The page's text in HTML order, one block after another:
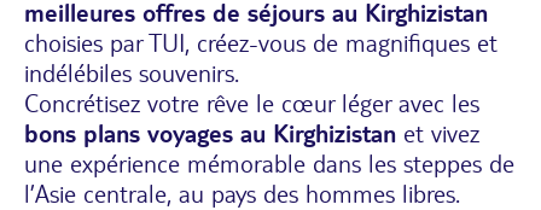
meilleures offres de séjours au Kirghizistan
choisies par TUI, créez-vous de magnifiques et
indélébiles souvenirs.
Concrétisez votre rêve le cœur léger avec les
bons plans voyages au Kirghizistan et vivez
une expérience mémorable dans les steppes de
l’Asie centrale, au pays des hommes libres.